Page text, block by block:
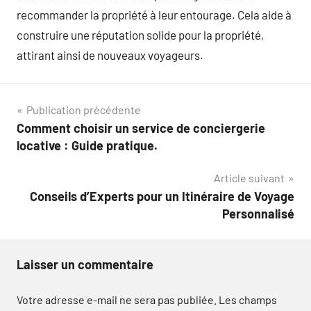
recommander la propriété à leur entourage. Cela aide à
construire une réputation solide pour la propriété,
attirant ainsi de nouveaux voyageurs.
Navigation
de
Publication précédente
Comment choisir un service de conciergerie
locative : Guide pratique.
Article suivant
Conseils d’Experts pour un Itinéraire de Voyage
Personnalisé
Laisser un commentaire
Votre adresse e-mail ne sera pas publiée. Les champs